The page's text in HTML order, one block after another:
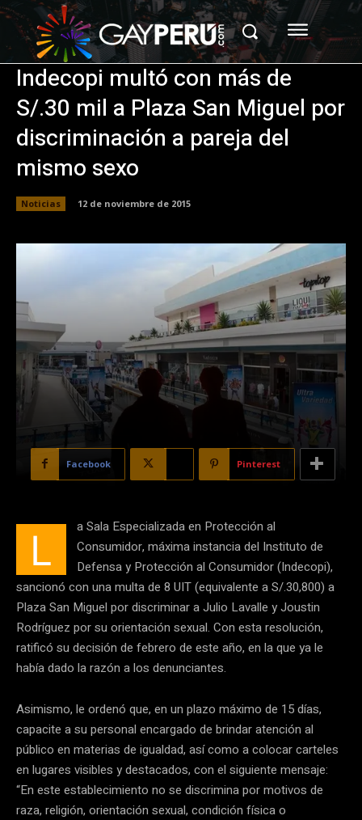
Indecopi multó con más de
S/.30 mil a Plaza San Miguel por
discriminación a pareja del
mismo sexo
Noticias 12 de noviembre de 2015
Facebook Pinterest
L
a Sala Especializada en Protección al
Consumidor, máxima instancia del Instituto de
Defensa y Protección al Consumidor (Indecopi),
sancionó con una multa de 8 UIT (equivalente a S/.30,800) a
Plaza San Miguel por discriminar a Julio Lavalle y Joustin
Rodríguez por su orientación sexual. Con esta resolución,
ratificó su decisión de febrero de este año, en la que ya le
había dado la razón a los denunciantes.
Asimismo, le ordenó que, en un plazo máximo de 15 días,
capacite a su personal encargado de brindar atención al
público en materias de igualdad, así como a colocar carteles
en lugares visibles y destacados, con el siguiente mensaje:
“En este establecimiento no se discrimina por motivos de
raza, religión, orientación sexual, condición física o